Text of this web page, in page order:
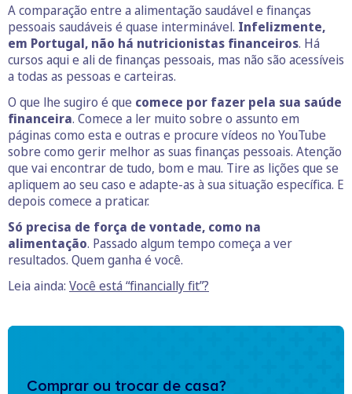
A comparação entre a alimentação saudável e finanças
pessoais saudáveis é quase interminável. Infelizmente,
em Portugal, não há nutricionistas financeiros. Há
cursos aqui e ali de finanças pessoais, mas não são acessíveis
a todas as pessoas e carteiras.
O que lhe sugiro é que comece por fazer pela sua saúde
financeira. Comece a ler muito sobre o assunto em
páginas como esta e outras e procure vídeos no YouTube
sobre como gerir melhor as suas finanças pessoais. Atenção
que vai encontrar de tudo, bom e mau. Tire as lições que se
apliquem ao seu caso e adapte-as à sua situação específica. E
depois comece a praticar.
Só precisa de força de vontade, como na
alimentação. Passado algum tempo começa a ver
resultados. Quem ganha é você.
Leia ainda: Você está “financially fit”?
Comprar ou trocar de casa?